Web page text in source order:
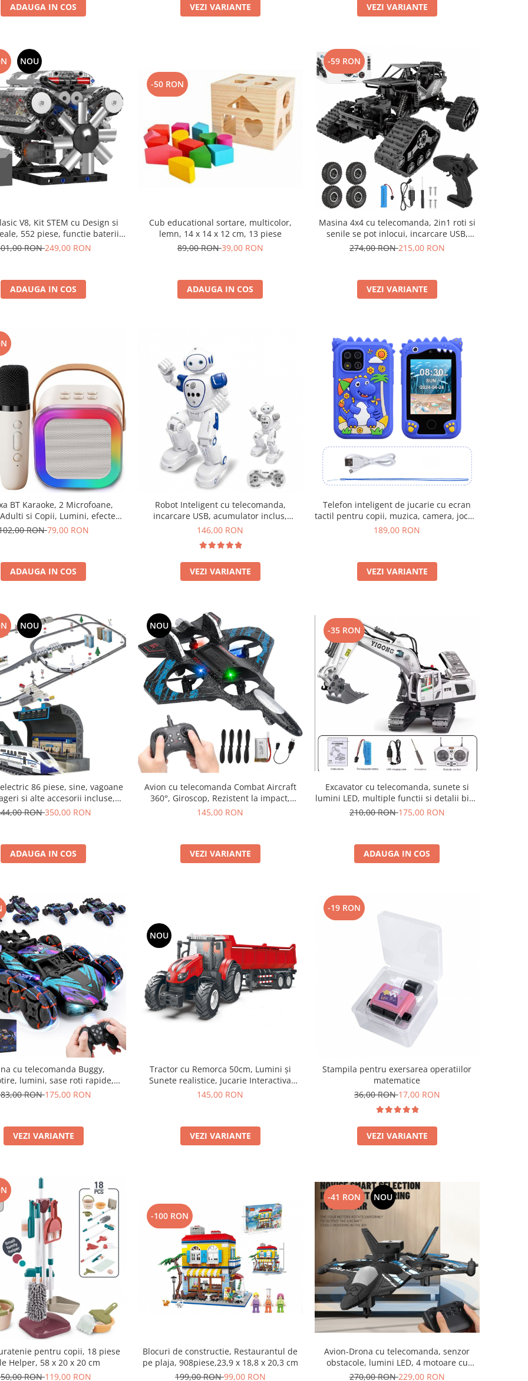
ADAUGA IN COS VEZI VARIANTE VEZI VARIANTE
NOU
cu Design si
552 piese, functie baterii,
Ideal pentru adulti si Copii + 14 ani
RON249,00 RON
ADAUGA IN COS
-50 RON
Cub educational sortare, multicolor,
lemn, 14 x 14 x 12 cm, 13 piese
89,00 RON39,00 RON
ADAUGA IN COS
-59 RON
Masina 4x4 cu telecomanda, 2in1 roti si
senile se pot inlocui, incarcare USB,
acumulator inclus, 27x18x14cm
274,00 RON215,00 RON
VEZI VARIANTE
BT Karaoke, 2 Microfoane,
si Copii, Lumini, efecte
vocale
RON79,00 RON
ADAUGA IN COS
Robot Inteligent cu telecomanda,
incarcare USB, acumulator inclus,
26.5x8x16 cm, Alb Albastru, + 8 Ani
146,00 RON
VEZI VARIANTE
Telefon inteligent de jucarie cu ecran
tactil pentru copii, muzica, camera, jocuri
și functii educationale, 3 + ani
189,00 RON
VEZI VARIANTE
NOU
86 piese, sine, vagoane
si alte accesorii incluse,
luminoase, 170x98,5 cm
RON350,00 RON
ADAUGA IN COS
NOU
Avion cu telecomanda Combat Aircraft
360°, Giroscop, Rezistent la impact,
Lumini LED, 28x22cm
145,00 RON
VEZI VARIANTE
-35 RON
Excavator cu telecomanda, sunete si
lumini LED, multiple functii si detalii bine
definite, incarcare USB, acumulator
210,00 RON175,00 RON
ADAUGA IN COS
cu telecomanda Buggy,
lumini, sase roti rapide,
fum(aburi), incarcare USB,
RON175,00 RON
VEZI VARIANTE
NOU
Tractor cu Remorca 50cm, Lumini și
Sunete realistice, Jucarie Interactiva
pentru Micii Fermieri, 3ani+
145,00 RON
VEZI VARIANTE
-19 RON
Stampila pentru exersarea operatiilor
matematice
36,00 RON17,00 RON
VEZI VARIANTE
pentru copii, 18 piese
Helper, 58 x 20 x 20 cm
RON119,00 RON
-100 RON
Blocuri de constructie, Restaurantul de
pe plaja, 908piese,23,9 x 18,8 x 20,3 cm
199,00 RON99,00 RON
-41 RON NOU
Avion-Drona cu telecomanda, senzor
obstacole, lumini LED, 4 motoare cu
electrice, incarcare USB, acumulator
270,00 RON229,00 RON